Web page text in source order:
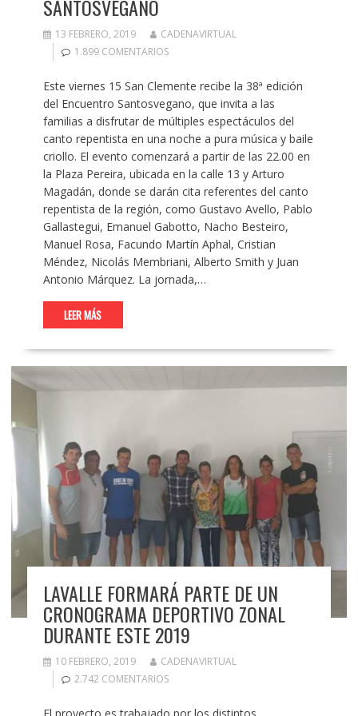
SANTOSVEGANO
13 FEBRERO, 2019
CADENAVIRTUAL
1.899 COMENTARIOS
Este viernes 15 San Clemente recibe la 38ª edición
del Encuentro Santosvegano, que invita a las
familias a disfrutar de múltiples espectáculos del
canto repentista en una noche a pura música y baile
criollo. El evento comenzará a partir de las 22.00 en
la Plaza Pereira, ubicada en la calle 13 y Arturo
Magadán, donde se darán cita referentes del canto
repentista de la región, como Gustavo Avello, Pablo
Gallastegui, Emanuel Gabotto, Nacho Besteiro,
Manuel Rosa, Facundo Martín Aphal, Cristian
Méndez, Nicolás Membriani, Alberto Smith y Juan
Antonio Márquez. La jornada,…
LEER MÁS
LAVALLE FORMARÁ PARTE DE UN
CRONOGRAMA DEPORTIVO ZONAL
DURANTE ESTE 2019
10 FEBRERO, 2019
CADENAVIRTUAL
2.742 COMENTARIOS
El proyecto es trabajado por los distintos